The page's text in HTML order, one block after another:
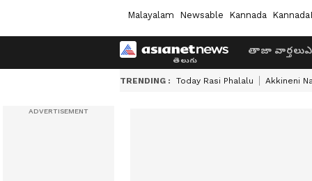
Malayalam Newsable Kannada
తాజా వార్తలు
TRENDING : Today Rasi Phalalu Akkineni